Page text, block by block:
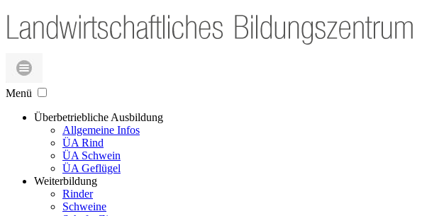
Menü
Überbetriebliche Ausbildung
Allgemeine Infos
ÜA Rind
ÜA Schwein
ÜA Geflügel
Weiterbildung
Rinder
Schweine